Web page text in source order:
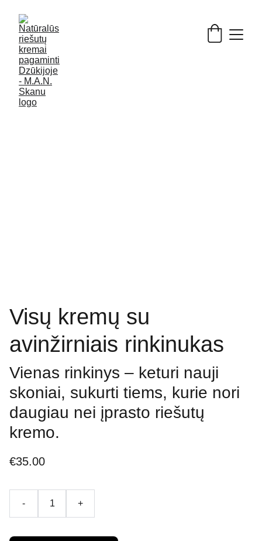
Visų kremų su
avinžirniais rinkinukas
Vienas rinkinys – keturi nauji
skoniai, sukurti tiems, kurie nori
daugiau nei įprasto riešutų
kremo.
€35.00
- +